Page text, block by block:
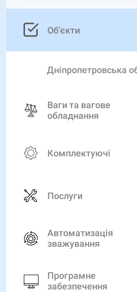
Об'єкти
Дніпропетровська
Ваги та вагове
обладнання
Комплектуючі
Послуги
Автоматизація
зважування
Програмне
забезпечення